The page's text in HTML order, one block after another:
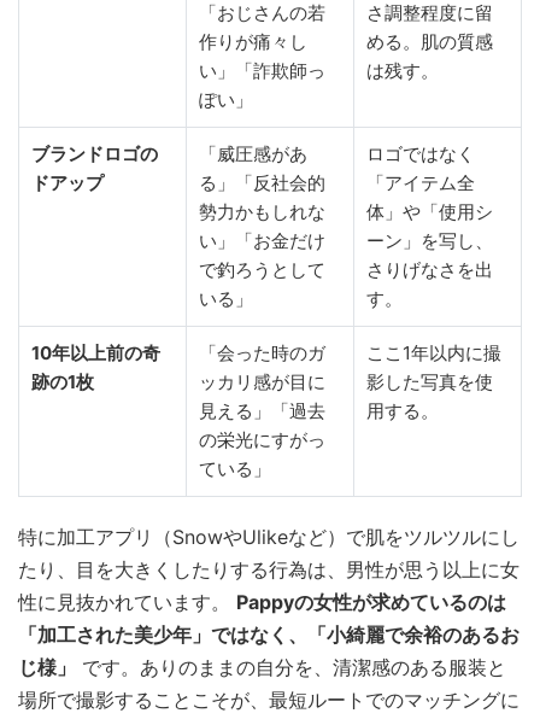
「おじさんの若
作りが痛々し
い」「詐欺師っ
ぽい」
さ調整程度に留
める。肌の質感
は残す。
ブランドロゴの
ドアップ
「威圧感があ
る」「反社会的
勢力かもしれな
い」「お金だけ
で釣ろうとして
いる」
ロゴではなく
「アイテム全
体」や「使用シ
ーン」を写し、
さりげなさを出
す。
10年以上前の奇
跡の1枚
「会った時のガ
ッカリ感が目に
見える」「過去
の栄光にすがっ
ている」
ここ1年以内に撮
影した写真を使
用する。
特に加工アプリ（SnowやUlikeなど）で肌をツルツルにし
たり、目を大きくしたりする行為は、男性が思う以上に女
性に見抜かれています。 Pappyの女性が求めているのは
「加工された美少年」ではなく、「小綺麗で余裕のあるお
じ様」
です。ありのままの自分を、清潔感のある服装と
場所で撮影することこそが、最短ルートでのマッチングに